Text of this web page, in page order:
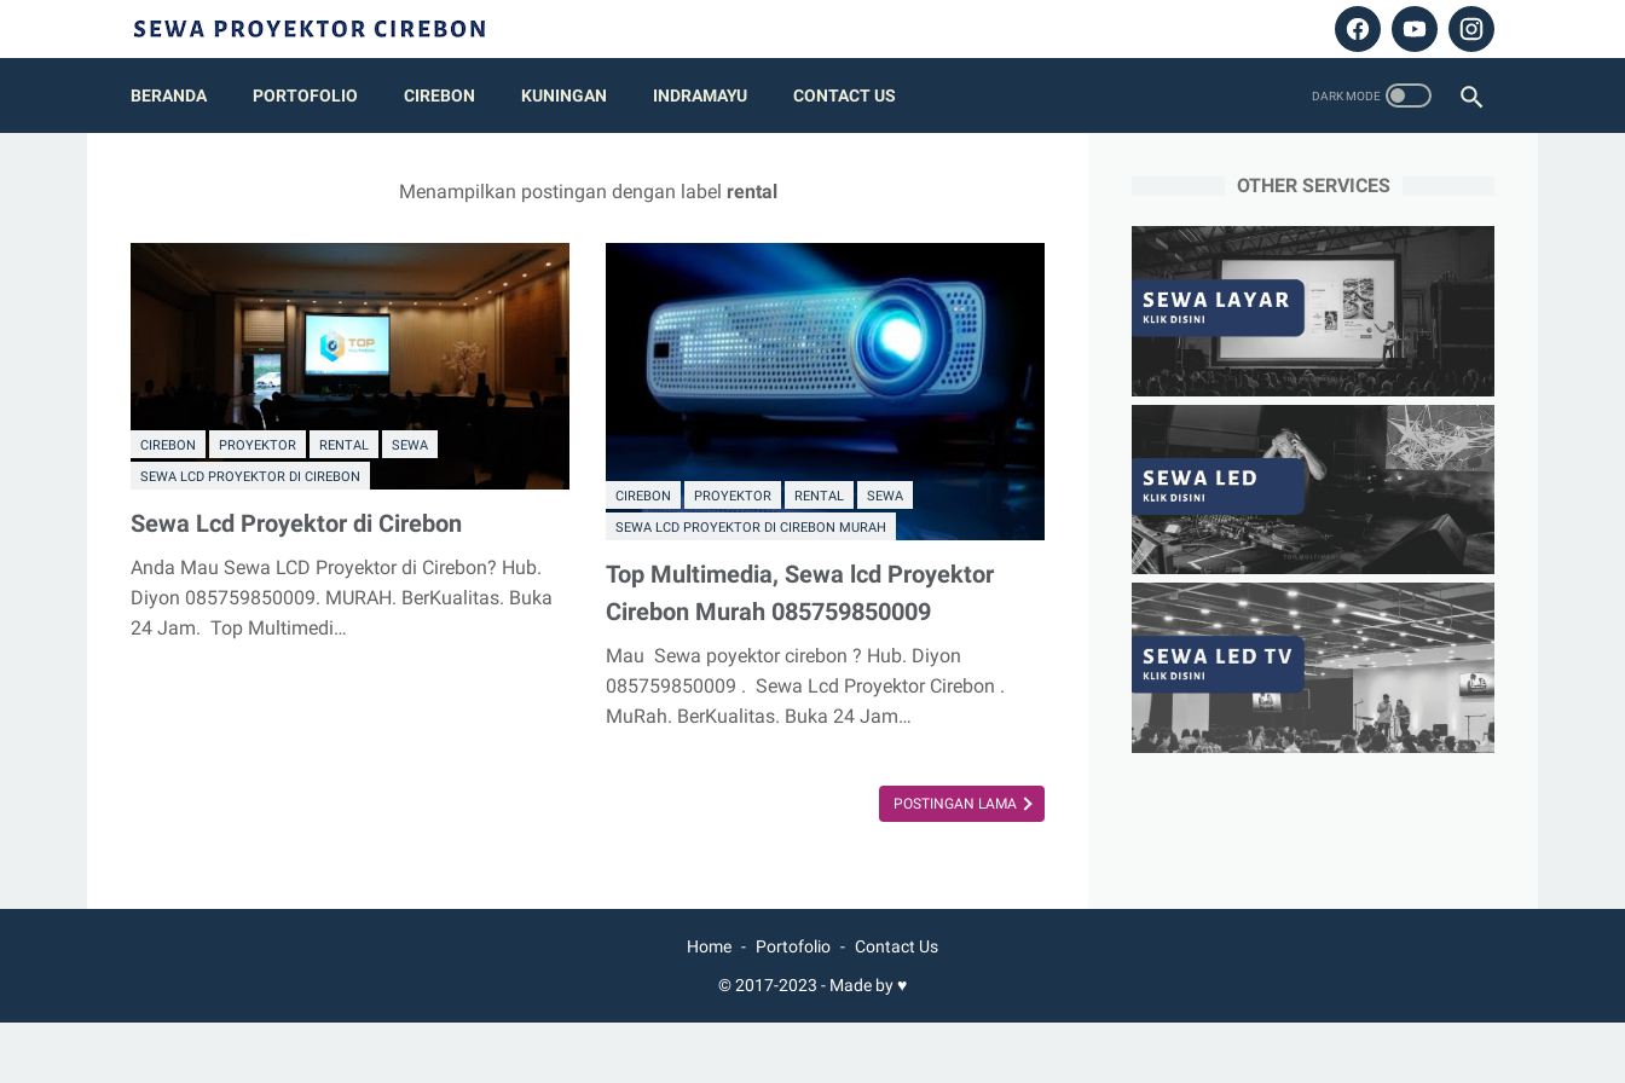
BERANDA PORTOFOLIO CIREBON KUNINGAN INDRAMAYU CONTACT US
Menampilkan postingan dengan label rental
CIREBON PROYEKTOR RENTAL
SEWA
SEWA LCD PROYEKTOR DI CIREBON
Sewa Lcd Proyektor di Cirebon
Anda Mau Sewa LCD Proyektor di Cirebon? Hub.
Diyon 085759850009. MURAH. BerKualitas. Buka
24 Jam. Top Multimedi…
CIREBON PROYEKTOR RENTAL
SEWA
SEWA LCD PROYEKTOR DI CIREBON MURAH
Top Multimedia, Sewa lcd Proyektor
Cirebon Murah 085759850009
Mau Sewa poyektor cirebon ? Hub. Diyon
085759850009 . Sewa Lcd Proyektor Cirebon .
MuRah. BerKualitas. Buka 24 Jam…
POSTINGAN LAMA
OTHER SERVICES
Home Portofolio
Contact Us
© 2017-2023 - Made by ♥